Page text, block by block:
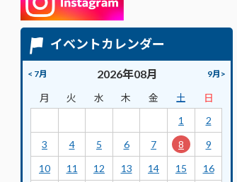
イベントカレンダー
< 7月 2026年08月 9月>
月 火 水 木 金 土
日
1
2
3
4 5 6 7 8
9
10
11 12 13 14 15
16